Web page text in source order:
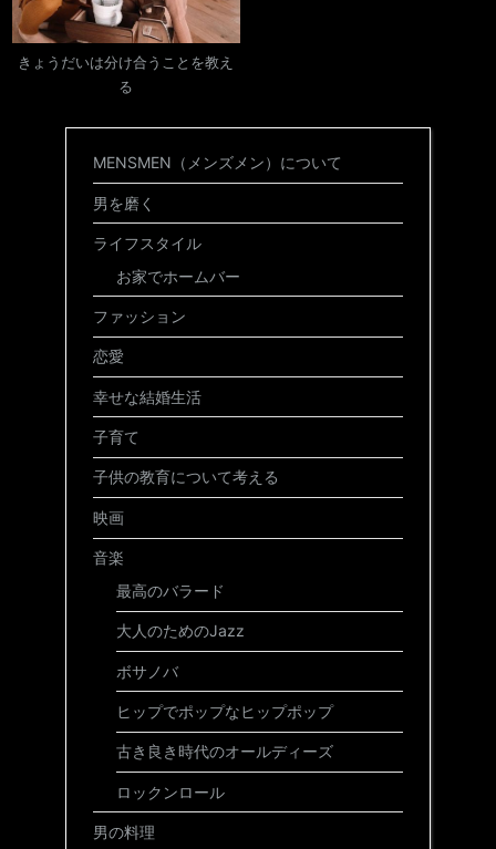
きょうだいは分け合うことを教え
る
MENSMEN（メンズメン）について
男を磨く
ライフスタイル
お家でホームバー
ファッション
恋愛
幸せな結婚生活
子育て
子供の教育について考える
映画
音楽
最高のバラード
大人のためのJazz
ボサノバ
ヒップでポップなヒップポップ
古き良き時代のオールディーズ
ロックンロール
男の料理